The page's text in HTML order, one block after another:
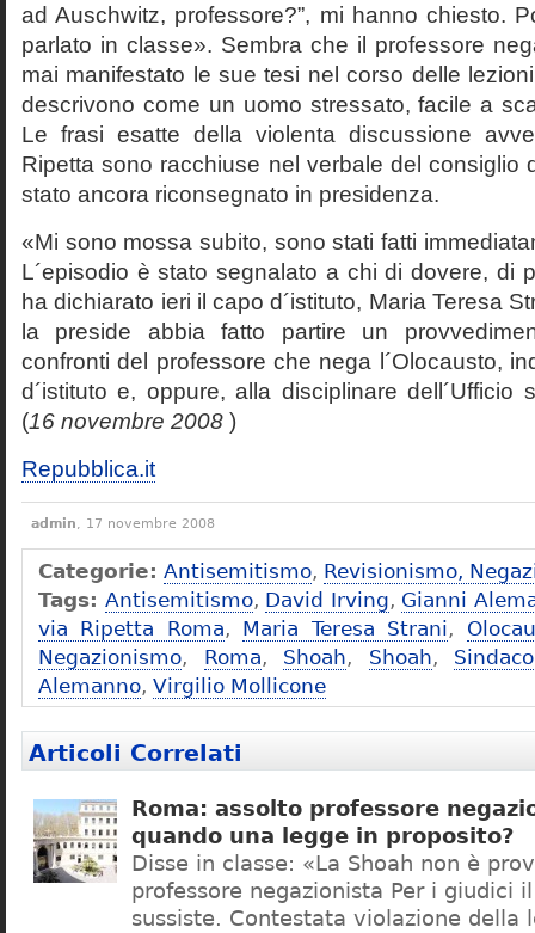
ad Auschwitz, professore?”, mi hanno chiesto.
parlato in classe». Sembra che il professore
mai manifestato le sue tesi nel corso delle
descrivono come un uomo stressato, facile a
Le frasi esatte della violenta discussione
Ripetta sono racchiuse nel verbale del consiglio
stato ancora riconsegnato in presidenza.
«Mi sono mossa subito, sono stati fatti
L´episodio è stato segnalato a chi di dovere, di
ha dichiarato ieri il capo d´istituto, Maria Teresa
la preside abbia fatto partire un
confronti del professore che nega l´Olocausto,
d´istituto e, oppure, alla disciplinare dell´Ufficio
(16 novembre 2008 )
Repubblica.it
admin, 17 novembre 2008
Categorie: Antisemitismo, Revisionismo,
Tags: Antisemitismo, David Irving, Gianni
via Ripetta Roma, Maria Teresa Strani,
Negazionismo, Roma, Shoah, Shoah,
Alemanno, Virgilio Mollicone
Articoli Correlati
Roma: assolto professore
quando una legge in proposito?
Disse in classe: «La Shoah non è
professore negazionista Per i giudici
sussiste. Contestata violazione della